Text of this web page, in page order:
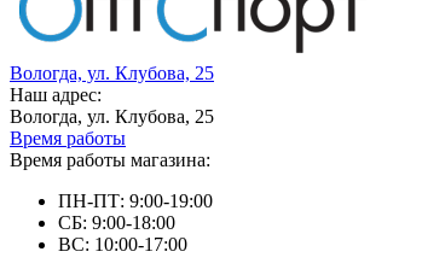
Вологда, ул. Клубова, 25
Наш адрес:
Вологда, ул. Клубова, 25
Время работы
Время работы магазина:
ПН-ПТ: 9:00-19:00
СБ: 9:00-18:00
ВС: 10:00-17:00